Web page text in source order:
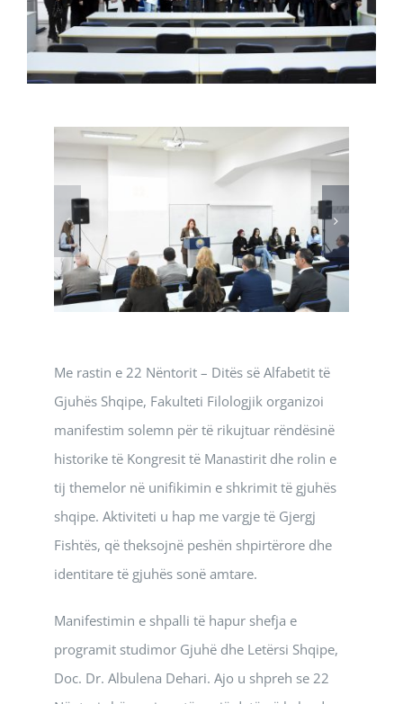
Me rastin e 22 Nëntorit – Ditës së Alfabetit të
Gjuhës Shqipe, Fakulteti Filologjik organizoi
manifestim solemn për të rikujtuar rëndësinë
historike të Kongresit të Manastirit dhe rolin e
tij themelor në unifikimin e shkrimit të gjuhës
shqipe. Aktiviteti u hap me vargje të Gjergj
Fishtës, që theksojnë peshën shpirtërore dhe
identitare të gjuhës sonë amtare.
Manifestimin e shpalli të hapur shefja e
programit studimor Gjuhë dhe Letërsi Shqipe,
Doc. Dr. Albulena Dehari. Ajo u shpreh se 22